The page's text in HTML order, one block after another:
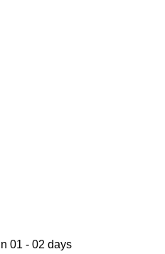
01 - 02 days